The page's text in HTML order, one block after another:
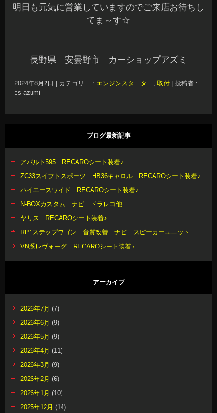
明日も元気に営業していますのでご来店お待ちし
てま～す☆
長野県 安曇野市 カーショップアズミ
2024年8月2日 カテゴリー : エンジンスターター, 取付
投稿者 :
cs-azumi
ブログ最新記事
アバルト595 RECAROシート装着♪
ZC33スイフトスポーツ HB36キャロル RECAROシート装着♪
ハイエースワイド RECAROシート装着♪
N-BOXカスタム ナビ ドラレコ他
ヤリス RECAROシート装着♪
RP1ステップワゴン 音質改善 ナビ スピーカーユニット
VN系レヴォーグ RECAROシート装着♪
アーカイブ
2026年7月 (7)
2026年6月 (9)
2026年5月 (9)
2026年4月 (11)
2026年3月 (9)
2026年2月 (6)
2026年1月 (10)
2025年12月 (14)